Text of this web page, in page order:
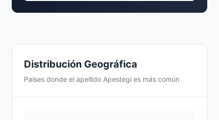
Distribución Geográfica
Países donde el apellido Apestegi es más común